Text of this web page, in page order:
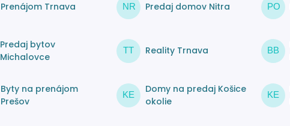
Prenájom Trnava NR Predaj domov Nitra PO
Predaj bytov
Michalovce
TT Reality Trnava BB
Byty na prenájom
Prešov
KE
Domy na predaj Košice
okolie
KE